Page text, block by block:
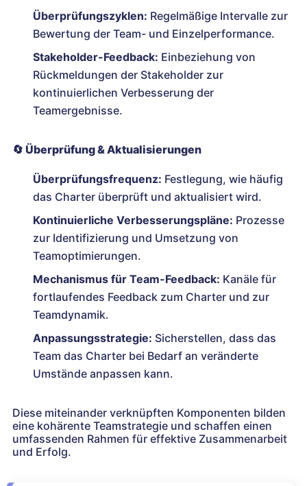
Überprüfungszyklen: Regelmäßige Intervalle zur
Bewertung der Team- und Einzelperformance.
Stakeholder-Feedback: Einbeziehung von
Rückmeldungen der Stakeholder zur
kontinuierlichen Verbesserung der
Teamergebnisse.
🔄 Überprüfung & Aktualisierungen
Überprüfungsfrequenz: Festlegung, wie häufig
das Charter überprüft und aktualisiert wird.
Kontinuierliche Verbesserungspläne: Prozesse
zur Identifizierung und Umsetzung von
Teamoptimierungen.
Mechanismus für Team-Feedback: Kanäle für
fortlaufendes Feedback zum Charter und zur
Teamdynamik.
Anpassungsstrategie: Sicherstellen, dass das
Team das Charter bei Bedarf an veränderte
Umstände anpassen kann.
Diese miteinander verknüpften Komponenten bilden
eine kohärente Teamstrategie und schaffen einen
umfassenden Rahmen für effektive Zusammenarbeit
und Erfolg.